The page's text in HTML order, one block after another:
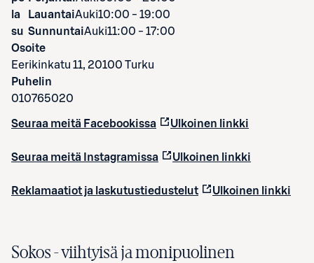
la
LauantaiAuki10:00 - 19:00
su SunnuntaiAuki11:00 - 17:00
Osoite
Eerikinkatu 11, 20100 Turku
Puhelin
010765020
Seuraa meitä Facebookissa Ulkoinen linkki
Seuraa meitä Instagramissa Ulkoinen linkki
Reklamaatiot ja laskutustiedustelut Ulkoinen linkki
Sokos- viihtyisä ja monipuolinen